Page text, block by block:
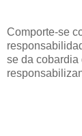
Comporte-se
se da cobardia